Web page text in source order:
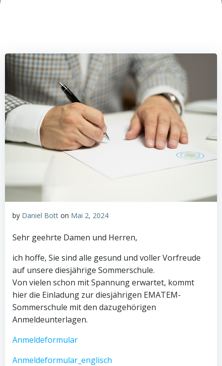
by Daniel Bott on Mai 2, 2024
Sehr geehrte Damen und Herren,
ich hoffe, Sie sind alle gesund und voller Vorfreude
auf unsere diesjährige Sommerschule.
Von vielen schon mit Spannung erwartet, kommt
hier die Einladung zur diesjährigen EMATEM-
Sommerschule mit den dazugehörigen
Anmeldeunterlagen.
Anmeldeformular
Anmeldeformular_englisch